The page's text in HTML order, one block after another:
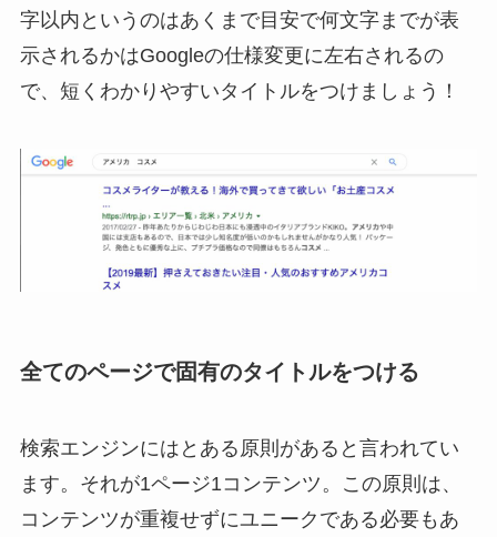
字以内というのはあくまで目安で何文字までが表
示されるかはGoogleの仕様変更に左右されるの
で、短くわかりやすいタイトルをつけましょう！
全てのページで固有のタイトルをつける
検索エンジンにはとある原則があると言われてい
ます。それが1ページ1コンテンツ。この原則は、
コンテンツが重複せずにユニークである必要もあ